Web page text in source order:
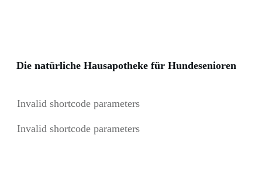
Die natürliche Hausapotheke für Hundesenioren
Invalid shortcode parameters
Invalid shortcode parameters